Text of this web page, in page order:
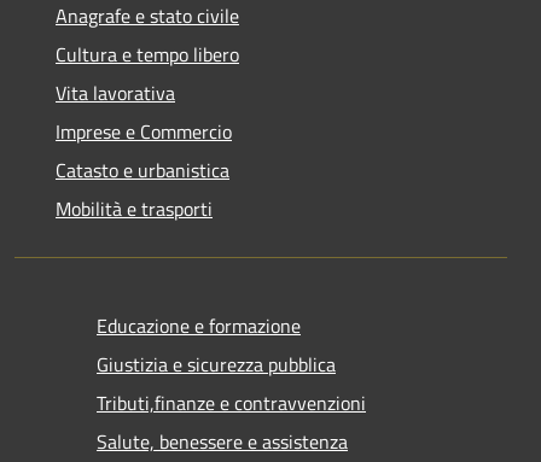
Anagrafe e stato civile
Cultura e tempo libero
Vita lavorativa
Imprese e Commercio
Catasto e urbanistica
Mobilità e trasporti
Educazione e formazione
Giustizia e sicurezza pubblica
Tributi,finanze e contravvenzioni
Salute, benessere e assistenza